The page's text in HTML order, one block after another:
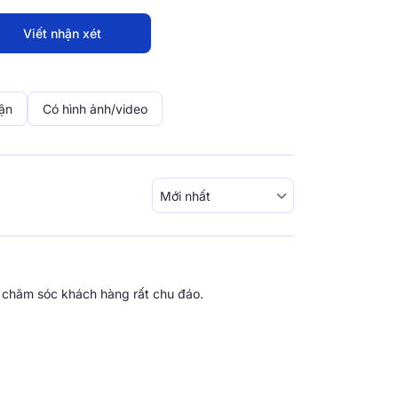
Viết nhận xét
Có hình ảnh/video
sóc khách hàng rất chu đáo.